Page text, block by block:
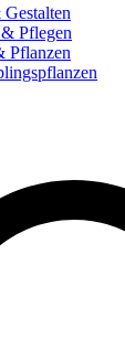
Pflegen
Pflanzen